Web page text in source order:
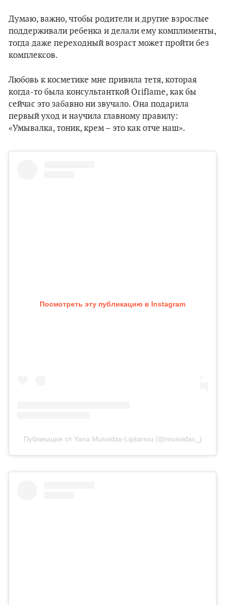
Думаю, важно, чтобы родители и другие взрослые
поддерживали ребенка и делали ему комплименты,
тогда даже переходный возраст может пройти без
комплексов.
Любовь к косметике мне привила тетя, которая
когда-то была консультанткой Oriflame, как бы
сейчас это забавно ни звучало. Она подарила
первый уход и научила главному правилу:
«Умывалка, тоник, крем – это как отче наш».
Посмотреть эту публикацию в Instagram
Публикация от Yana Musvidas-Lipkanou (@musvidas_)